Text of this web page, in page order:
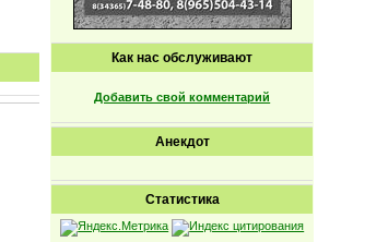
Как нас обслуживают
Добавить свой комментарий
Анекдот
Статистика